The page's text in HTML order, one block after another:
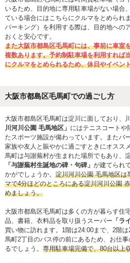
いるため、目的地に専用駐車場がない場合
ている場合にはこちらにクルマをとめられ
パーキング）を利用する際は、目的地への
おくと安心です。
また大阪市都島区毛馬町には、事前に車室
複数あります。予約制駐車場を利用すれば
にクルマをとめられるため、休日やイベン
大阪市都島区毛馬町での過ごし方
大阪市都島区毛馬町は淀川に面しており、
川河川公園 毛馬地区」 にはテニスコートや
たスポーツ施設が備わっています。またバ
家族や友人と賑やかに過ごすときにオスス
馬町は与謝蕪村が生まれた場所でもあり、
「与謝蕪村生誕地の碑・句碑」 が建てられ
かがでしょうか。 淀川河川公園 毛馬地区は
マで4分ほどのところにある淀川河川公園
めましょう。
大阪市都島区毛馬町は多くの方が暮らす住
品、書籍、衣料品を取り扱うスーパー 「ラ
買い物に訪れます。1階は24:00まで、2階
馬町2丁目のバス停の前にあるため、お仕
るでしょう。 専用駐車場完備で、80台以上